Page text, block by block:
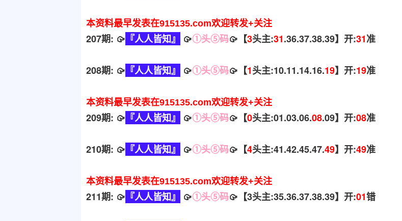
本资料最早发表在915135.com欢迎转发+关注
207期: 🥠 『人人皆知』 🥠①头⑤码🥠【3头主:31.36.37.38.39】开:31准
208期: 🥠 『人人皆知』 🥠①头⑤码🥠【1头主:10.11.14.16.19】开:19准
本资料最早发表在915135.com欢迎转发+关注
209期: 🥠 『人人皆知』 🥠①头⑤码🥠【0头主:01.03.06.08.09】开:08准
210期: 🥠 『人人皆知』 🥠①头⑤码🥠【4头主:41.42.45.47.49】开:49准
本资料最早发表在915135.com欢迎转发+关注
211期: 🥠 『人人皆知』 🥠①头⑤码🥠【3头主:35.36.37.38.39】开:01错